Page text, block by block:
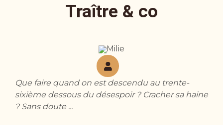
Traître & co
Milie
Que faire quand on est descendu au trente-
sixième dessous du désespoir ? Cracher sa haine
? Sans doute ...